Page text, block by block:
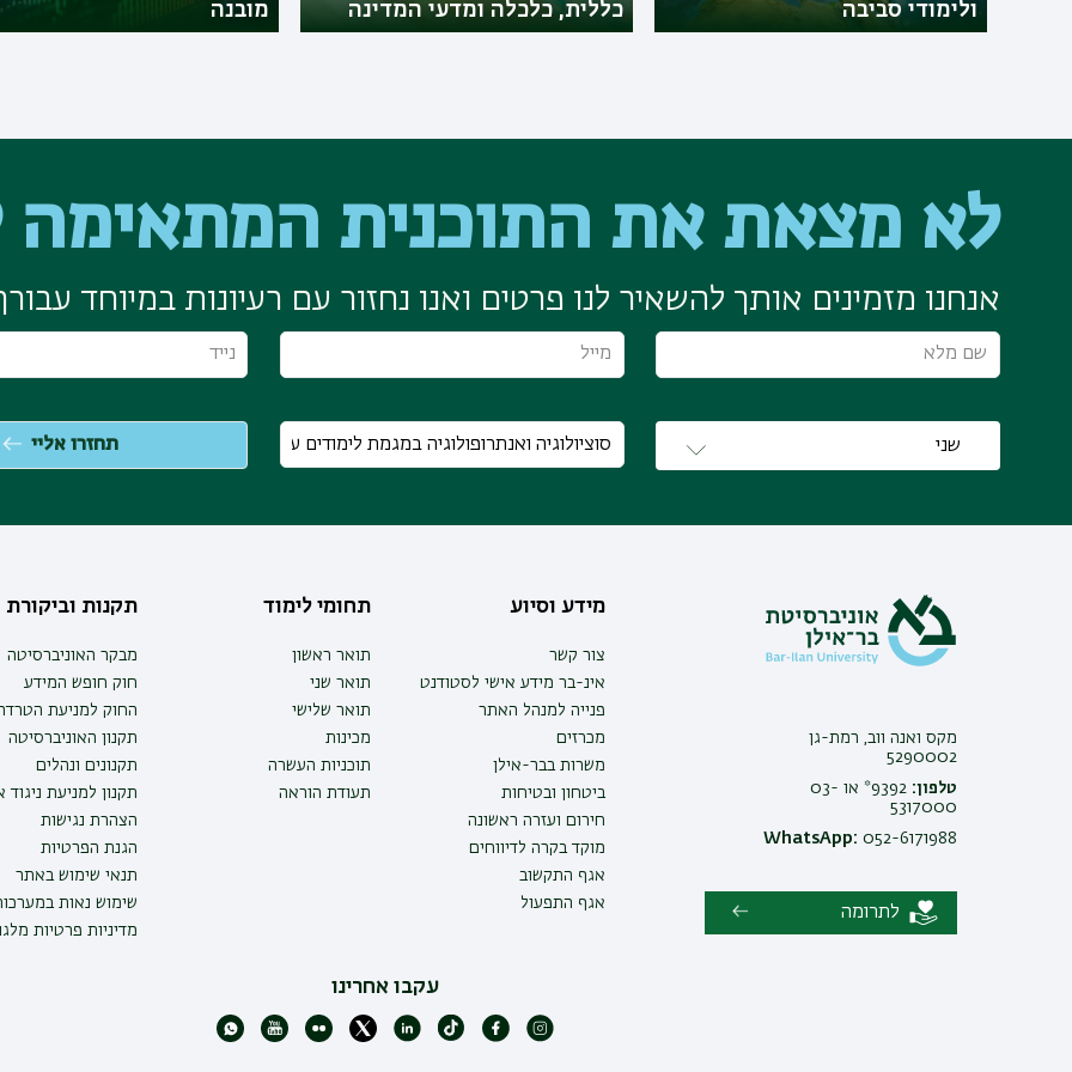
ולימודי סביבה כללית, כלכלה ומדעי המדינה מובנה
לא מצאת את התוכנית המתאימה
אנחנו מזמינים אותך להשאיר לנו פרטים ואנו נחזור עם רעיונות במיוחד
מקס ואנה ווב, רמת-גן
5290002
טלפון:
9392* או 03-
5317000
WhatsApp: 052-6171988
לתרומה
מידע וסיוע
צור קשר
אינ-בר מידע אישי לסטודנט
פנייה למנהל האתר
מכרזים
משרות בבר-אילן
ביטחון ובטיחות
חירום ועזרה ראשונה
מוקד בקרה לדיווחים
אגף התקשוב
אגף התפעול
תחומי לימוד
תואר ראשון
תואר שני
תואר שלישי
מכינות
תוכניות העשרה
תעודת הוראה
תקנות וביקורת
מבקר האוניברסיטה
חוק חופש המידע
החוק למניעת
תקנון האוניברסיטה
תקנונים ונהלים
תקנון למניעת ניגוד
הצהרת נגישות
הגנת הפרטיות
תנאי שימוש באתר
שימוש נאות
מדיניות פרטיות
עקבו אחרינו